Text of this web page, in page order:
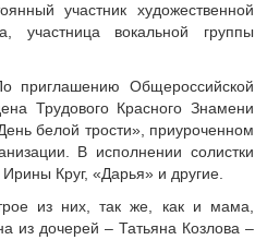
участник художественной
участница вокальной группы
приглашению Общероссийской
Трудового Красного Знамени
белой трости», приуроченном
В исполнении солистки
Круг, «Дарья» и другие.
из них, так же, как и мама,
из дочерей – Татьяна Козлова –